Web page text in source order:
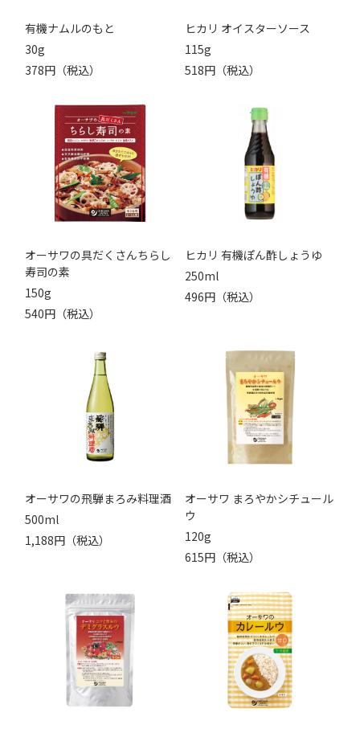
有機ナムルのもと
30g
378円（税込）
ヒカリ オイスターソース
115g
518円（税込）
オーサワの具だくさんちらし
寿司の素
150g
540円（税込）
ヒカリ 有機ぽん酢しょうゆ
250ml
496円（税込）
オーサワの飛騨まろみ料理酒
500ml
1,188円（税込）
オーサワ まろやかシチュール
ウ
120g
615円（税込）